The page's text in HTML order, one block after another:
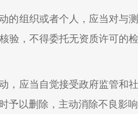
的组织或者个人，应当对与
验，不得委托无资质许可的
，应当自觉接受政府监管和
予以删除，主动消除不良影响